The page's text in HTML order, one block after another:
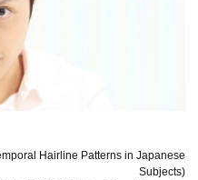
Hairline Patterns in Japanese
Subjects)